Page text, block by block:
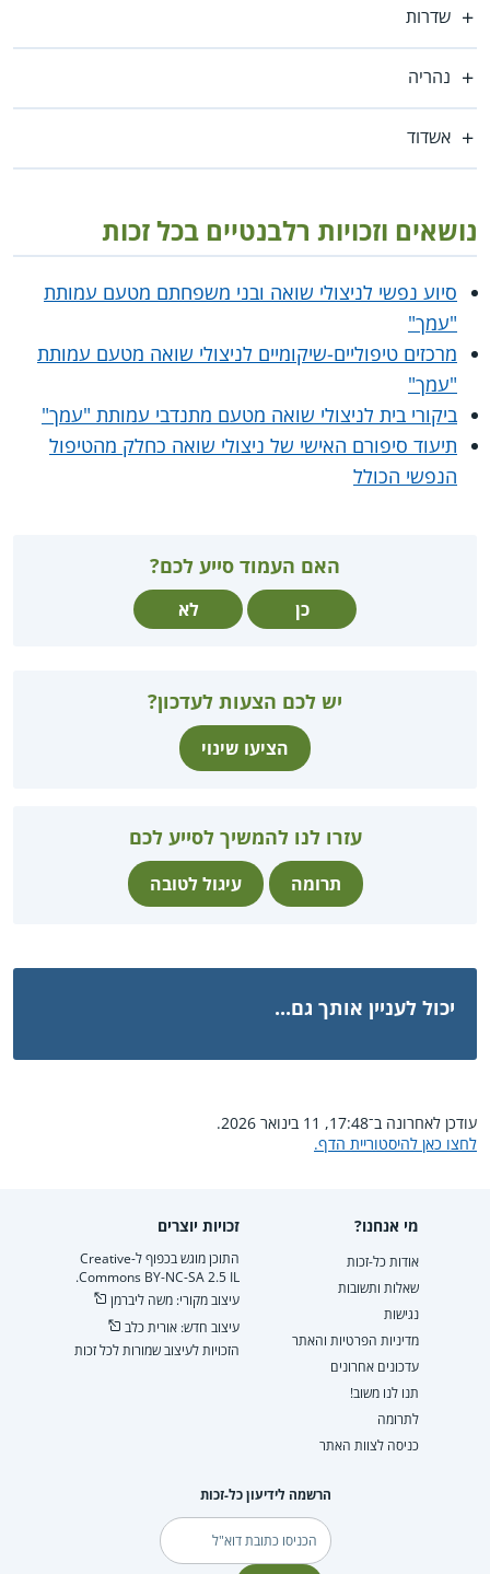
שדרות
נהריה
אשדוד
נושאים וזכויות רלבנטיים בכל זכות
סיוע נפשי לניצולי שואה ובני משפחתם מטעם עמותת
"עמך"
מרכזים טיפוליים-שיקומיים לניצולי שואה מטעם עמותת
"עמך"
ביקורי בית לניצולי שואה מטעם מתנדבי עמותת "עמך"
תיעוד סיפורם האישי של ניצולי שואה כחלק מהטיפול
הנפשי הכולל
האם העמוד סייע לכם?
כן לא
יש לכם הצעות לעדכון?
הציעו שינוי
עזרו לנו להמשיך לסייע לכם
תרומה עיגול לטובה
יכול לעניין אותך גם...
עודכן לאחרונה ב־17:48, 11 בינואר 2026.
לחצו כאן להיסטוריית הדף.
מי אנחנו?
אודות כל-זכות
שאלות ותשובות
נגישות
מדיניות הפרטיות והאתר
עדכונים אחרונים
תנו לנו משוב!
לתרומה
כניסה לצוות האתר
זכויות יוצרים
התוכן מוגש בכפוף ל-Creative
Commons BY-NC-SA 2.5 IL.
עיצוב מקורי: משה ליברמן
עיצוב חדש: אורית כלב
הזכויות לעיצוב שמורות לכל זכות
הרשמה לידיעון כל-זכות
דוא"ל